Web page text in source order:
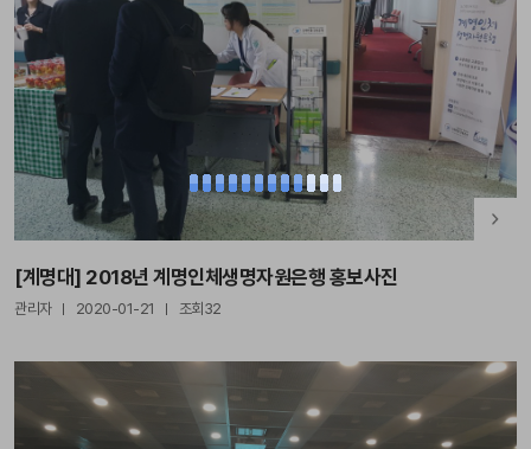
[계명대] 2018년 계명인체생명자원은행 홍보사진
관리자 2020-01-21 조회32